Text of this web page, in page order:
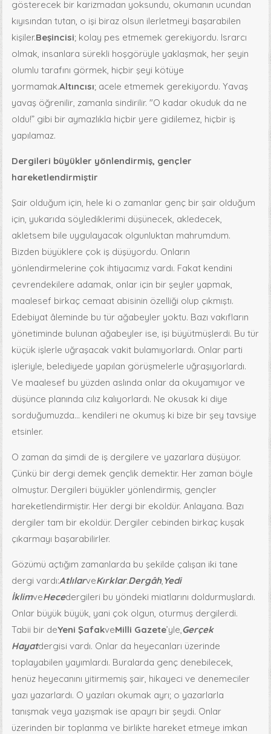
gösterecek bir karizmadan yoksundu, okumanın ucundan
kıyısından tutan, o işi biraz olsun ilerletmeyi başarabilen
kişiler.Beşincisi; kolay pes etmemek gerekiyordu. Israrcı
olmak, insanlara sürekli hoşgörüyle yaklaşmak, her şeyin
olumlu tarafını görmek, hiçbir şeyi kötüye
yormamak.Altıncısı; acele etmemek gerekiyordu. Yavaş
yavaş öğrenilir, zamanla sindirilir. "O kadar okuduk da ne
oldu!” gibi bir aymazlıkla hiçbir yere gidilemez, hiçbir iş
yapılamaz.
Dergileri büyükler yönlendirmiş, gençler
hareketlendirmiştir
Şair olduğum için, hele ki o zamanlar genç bir şair olduğum
için, yukarıda söylediklerimi düşünecek, akledecek,
akletsem bile uygulayacak olgunluktan mahrumdum.
Bizden büyüklere çok iş düşüyordu. Onların
yönlendirmelerine çok ihtiyacımız vardı. Fakat kendini
çevrendekilere adamak, onlar için bir şeyler yapmak,
maalesef birkaç cemaat abisinin özelliği olup çıkmıştı.
Edebiyat âleminde bu tür ağabeyler yoktu. Bazı vakıfların
yönetiminde bulunan ağabeyler ise, işi büyütmüşlerdi. Bu tür
küçük işlerle uğraşacak vakit bulamıyorlardı. Onlar parti
işleriyle, belediyede yapılan görüşmelerle uğraşıyorlardı.
Ve maalesef bu yüzden aslında onlar da okuyamıyor ve
düşünce planında cılız kalıyorlardı. Ne okusak ki diye
sorduğumuzda… kendileri ne okumuş ki bize bir şey tavsiye
etsinler.
O zaman da şimdi de iş dergilere ve yazarlara düşüyor.
Çünkü bir dergi demek gençlik demektir. Her zaman böyle
olmuştur. Dergileri büyükler yönlendirmiş, gençler
hareketlendirmiştir. Her dergi bir ekoldür. Anlayana. Bazı
dergiler tam bir ekoldür. Dergiler cebinden birkaç kuşak
çıkarmayı başarabilirler.
Gözümü açtığım zamanlarda bu şekilde çalışan iki tane
dergi vardı:AtlılarveKırklar.Dergâh,Yedi
İklimveHecedergileri bu yöndeki miatlarını doldurmuşlardı.
Onlar büyük büyük, yani çok olgun, oturmuş dergilerdi.
Tabii bir deYeni ŞafakveMilli Gazete’yle,Gerçek
Hayatdergisi vardı. Onlar da heyecanları üzerinde
toplayabilen yayımlardı. Buralarda genç denebilecek,
henüz heyecanını yitirmemiş şair, hikayeci ve denemeciler
yazı yazarlardı. O yazıları okumak ayrı; o yazarlarla
tanışmak veya yazışmak ise apayrı bir şeydi. Onlar
üzerinden bir toplanma ve birlikte hareket etmeye imkan